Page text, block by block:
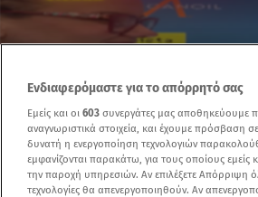
Ενδιαφερόμαστε για το απόρρητό σας
Εμείς και οι 603 συνεργάτες μας αποθηκεύουμε
αναγνωριστικά στοιχεία, και έχουμε πρόσβαση
δυνατή η ενεργοποίηση τεχνολογιών
εμφανίζονται παρακάτω, για τους οποίους
την παροχή υπηρεσιών. Αν επιλέξετε
τεχνολογίες θα απενεργοποιηθούν. Αν